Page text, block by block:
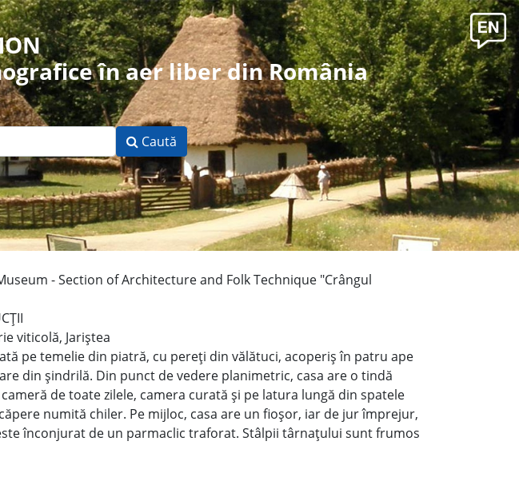
în aer liber din România
Caută
- Section of Architecture and Folk Technique "Crângul
viticolă, Jariştea
pe temelie din piatră, cu pereţi din vălătuci, acoperiş în patru ape
din şindrilă. Din punct de vedere planimetric, casa are o tindă
de toate zilele, camera curată şi pe latura lungă din spatele
numită chiler. Pe mijloc, casa are un fioşor, iar de jur împrejur,
înconjurat de un parmaclic traforat. Stâlpii târnaţului sunt frumos